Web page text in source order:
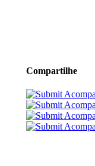
Compartilhe